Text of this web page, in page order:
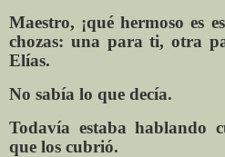
Maestro, ¡qué hermoso es
chozas: una para ti, otra
Elías.
No sabía lo que decía.
Todavía estaba hablando
que los cubrió.